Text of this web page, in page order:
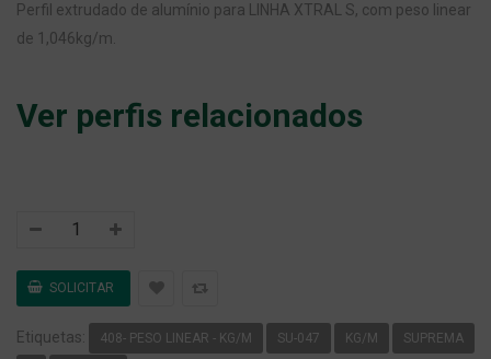
Perfil extrudado de alumínio para LINHA XTRAL S, com peso linear
de 1,046kg/m.
Ver perfis relacionados
Etiquetas: 408- PESO LINEAR - KG/M SU-047 KG/M SUPREMA